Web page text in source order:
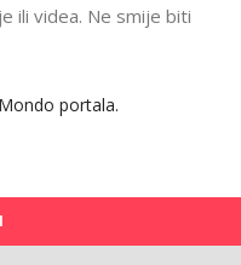
ili videa. Ne smije biti
Mondo portala.